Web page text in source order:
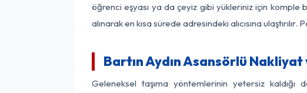
öğrenci eşyası ya da çeyiz gibi yükleriniz için komple
alınarak en kısa sürede adresindeki alıcısına
Bartın Aydın Asansörlü
Geleneksel taşıma yöntemlerinin yetersiz